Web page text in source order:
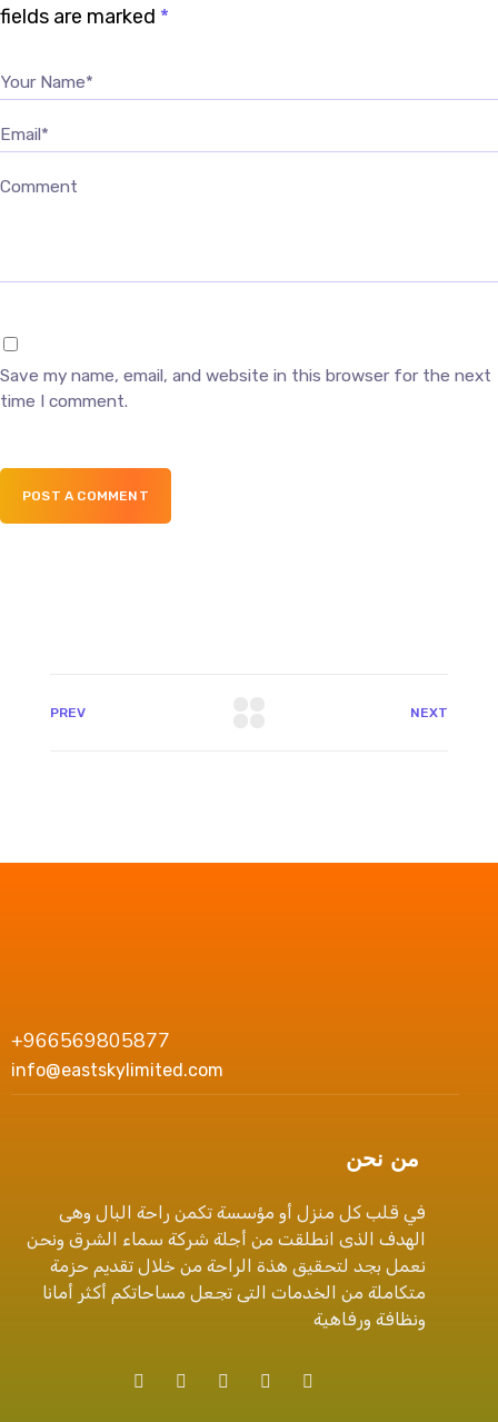
fields are marked *
Your Name*
Email*
Comment
Save my name, email, and website in this browser for the next
time I comment.
POST A COMMENT
PREV NEXT
+966569805877
info@eastskylimited.com
في قلب كل منزل أو مؤسسة تكمن راحة البال وهى
الهدف الذى انطلقت من أجلة شركة سماء الشرق ونحن
نعمل بجد لتحقيق هذة الراحة من خلال تقديم حزمة
متكاملة من الخدمات التى تجعل مساحاتكم أكثر أمانا
ونظافة ورفاهية